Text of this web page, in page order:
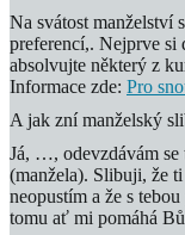
Na svátost manželství
preferencí,. Nejprve si
absolvujte některý z
Informace zde: Pro
A jak zní manželský
Já, …, odevzdávám se
(manžela). Slibuji, že
neopustím a že s
tomu ať mi pomáhá